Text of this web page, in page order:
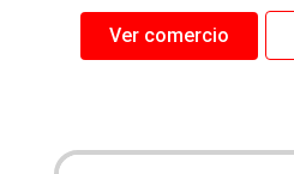
Ver comercio